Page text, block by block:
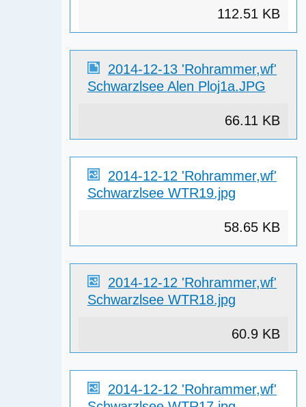
112.51 KB
2014-12-13 'Rohrammer,wf'
Schwarzlsee Alen Ploj1a.JPG
66.11 KB
2014-12-12 'Rohrammer,wf'
Schwarzlsee WTR19.jpg
58.65 KB
2014-12-12 'Rohrammer,wf'
Schwarzlsee WTR18.jpg
60.9 KB
2014-12-12 'Rohrammer,wf'